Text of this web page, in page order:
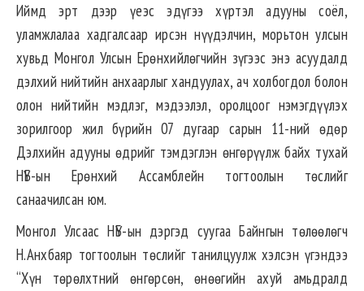
Иймд эрт дээр үеэс эдүгээ хүртэл адууны соёл,
уламжлалаа хадгалсаар ирсэн нүүдэлчин, морьтон улсын
хувьд Монгол Улсын Ерөнхийлөгчийн зүгээс энэ асуудалд
дэлхий нийтийн анхаарлыг хандуулах, ач холбогдол болон
олон нийтийн мэдлэг, мэдээлэл, оролцоог нэмэгдүүлэх
зорилгоор жил бүрийн 07 дугаар сарын 11-ний өдөр
Дэлхийн адууны өдрийг тэмдэглэн өнгөрүүлж байх тухай
НҮБ-ын Ерөнхий Ассамблейн тогтоолын төслийг
санаачилсан юм.
Монгол Улсаас НҮБ-ын дэргэд суугаа Байнгын төлөөлөгч
Н.Анхбаяр тогтоолын төслийг танилцуулж хэлсэн үгэндээ
“Хүн төрөлхтний өнгөрсөн, өнөөгийн ахуй амьдралд